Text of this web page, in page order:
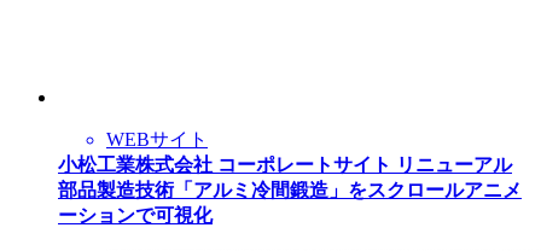
WEBサイト
小松工業株式会社 コーポレートサイト リニューアル
部品製造技術「アルミ冷間鍛造」をスクロールアニメ
ーションで可視化